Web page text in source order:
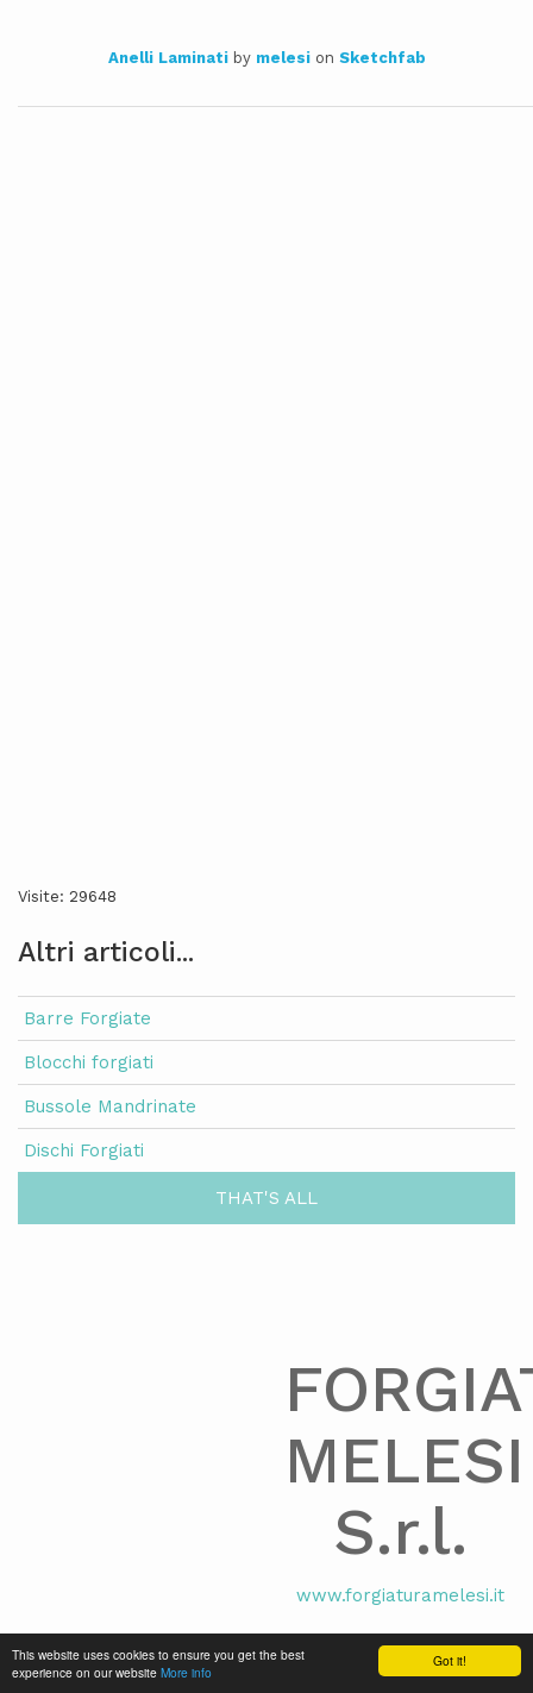
Got it!
This website uses cookies to ensure you get the best
experience on our website More info
Anelli Laminatiby melesion Sketchfab
Visite: 29648
Altri articoli...
Barre Forgiate
Blocchi forgiati
Bussole Mandrinate
Dischi Forgiati
THAT'S ALL
MELESI
S.r.l.
www.forgiaturamelesi.it
P.I. 00077830131